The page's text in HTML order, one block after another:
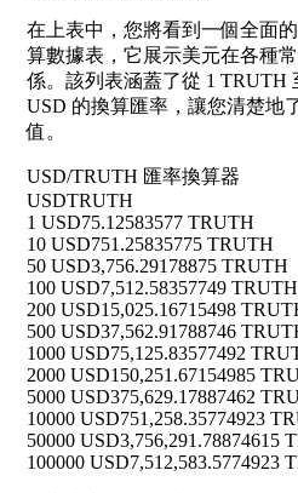
在上表中，您將看到一個全面
算數據表，它展示美元在各種
係。該列表涵蓋了從 1 TRUTH
USD 的換算匯率，讓您清楚地
值。
USD/TRUTH 匯率換算器
USDTRUTH
1 USD75.12583577 TRUTH
10 USD751.25835775 TRUTH
50 USD3,756.29178875 TRUTH
100 USD7,512.58357749 TRUTH
200 USD15,025.16715498
500 USD37,562.91788746
1000 USD75,125.83577492
2000 USD150,251.67154985
5000 USD375,629.17887462
10000 USD751,258.35774923
50000 USD3,756,291.78874615
100000 USD7,512,583.5774923